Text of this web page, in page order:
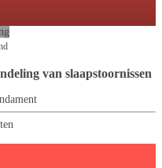
van slaapstoornissen